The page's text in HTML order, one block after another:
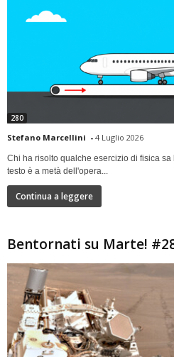
280
Stefano Marcellini - 4 Luglio 2026
Chi ha risolto qualche esercizio di fisica
testo è a metà dell'opera...
Continua a leggere
Bentornati su Marte!